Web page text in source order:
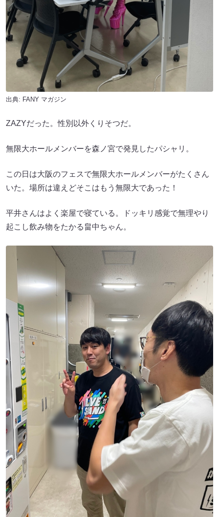
出典: FANY マガジン
ZAZYだった。性別以外くりそつだ。
無限大ホールメンバーを森ノ宮で発見したパシャリ。
この日は大阪のフェスで無限大ホールメンバーがたくさん
いた。場所は違えどそこはもう無限大であった！
平井さんはよく楽屋で寝ている。ドッキリ感覚で無理やり
起こし飲み物をたかる畠中ちゃん。